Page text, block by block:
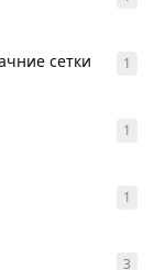
сетки 1
1
1
3